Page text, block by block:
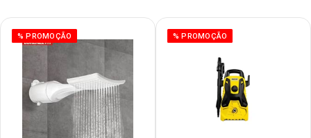
% PROMOÇÃO % PROMOÇÃO